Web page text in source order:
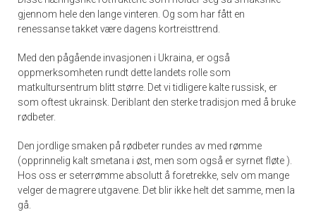
gjennom hele den lange vinteren. Og som har fått en
renessanse takket være dagens kortreisttrend.
Med den pågående invasjonen i Ukraina, er også
oppmerksomheten rundt dette landets rolle som
matkultursentrum blitt større. Det vi tidligere kalte russisk, er
som oftest ukrainsk. Deriblant den sterke tradisjon med å bruke
rødbeter.
Den jordlige smaken på rødbeter rundes av med rømme
(opprinnelig kalt smetana i øst, men som også er syrnet fløte ).
Hos oss er seterrømme absolutt å foretrekke, selv om mange
velger de magrere utgavene. Det blir ikke helt det samme, men la
gå.